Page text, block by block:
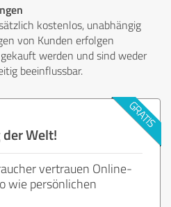
kostenlos, unabhängig
von Kunden erfolgen
werden und sind weder
beeinflussbar.
Welt!
vertrauen Online-
wie persönlichen